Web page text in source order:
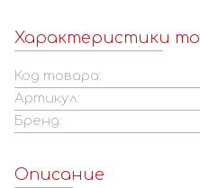
Характеристики
Код товара:
Артикул:
Бренд:
Описание